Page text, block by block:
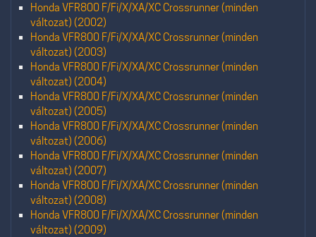
Honda VFR800 F/Fi/X/XA/XC Crossrunner (minden
változat) (2002)
Honda VFR800 F/Fi/X/XA/XC Crossrunner (minden
változat) (2003)
Honda VFR800 F/Fi/X/XA/XC Crossrunner (minden
változat) (2004)
Honda VFR800 F/Fi/X/XA/XC Crossrunner (minden
változat) (2005)
Honda VFR800 F/Fi/X/XA/XC Crossrunner (minden
változat) (2006)
Honda VFR800 F/Fi/X/XA/XC Crossrunner (minden
változat) (2007)
Honda VFR800 F/Fi/X/XA/XC Crossrunner (minden
változat) (2008)
Honda VFR800 F/Fi/X/XA/XC Crossrunner (minden
változat) (2009)